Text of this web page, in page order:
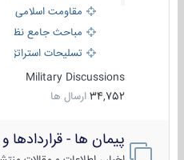
مقاومت اسلامی
مباحث جامع نظامی
تسلیحات استراتژیک
Military Discussions
34,752 ارسال ها
پیمان ها - قراردادها